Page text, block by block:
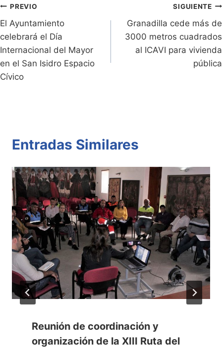
dl
y
k
Navegación
de
entradas
PREVIO
El Ayuntamiento
celebrará el Día
Internacional del Mayor
en el San Isidro Espacio
Cívico
SIGUIENTE
Granadilla cede más de
3000 metros cuadrados
al ICAVI para vivienda
pública
Entradas Similares
Reunión de coordinación y
organización de la XIII Ruta del